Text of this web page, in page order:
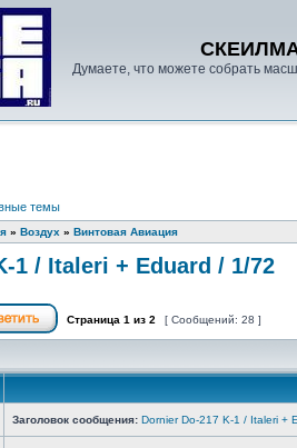
Думаете, что можете собрать
темы
» Воздух » Винтовая Авиация
1 / Italeri + Eduard / 1/72
Страница 1 из 2 [ Сообщений: 28 ]
Заголовок сообщения: Dornier Do-217 K-1 / Italeri +